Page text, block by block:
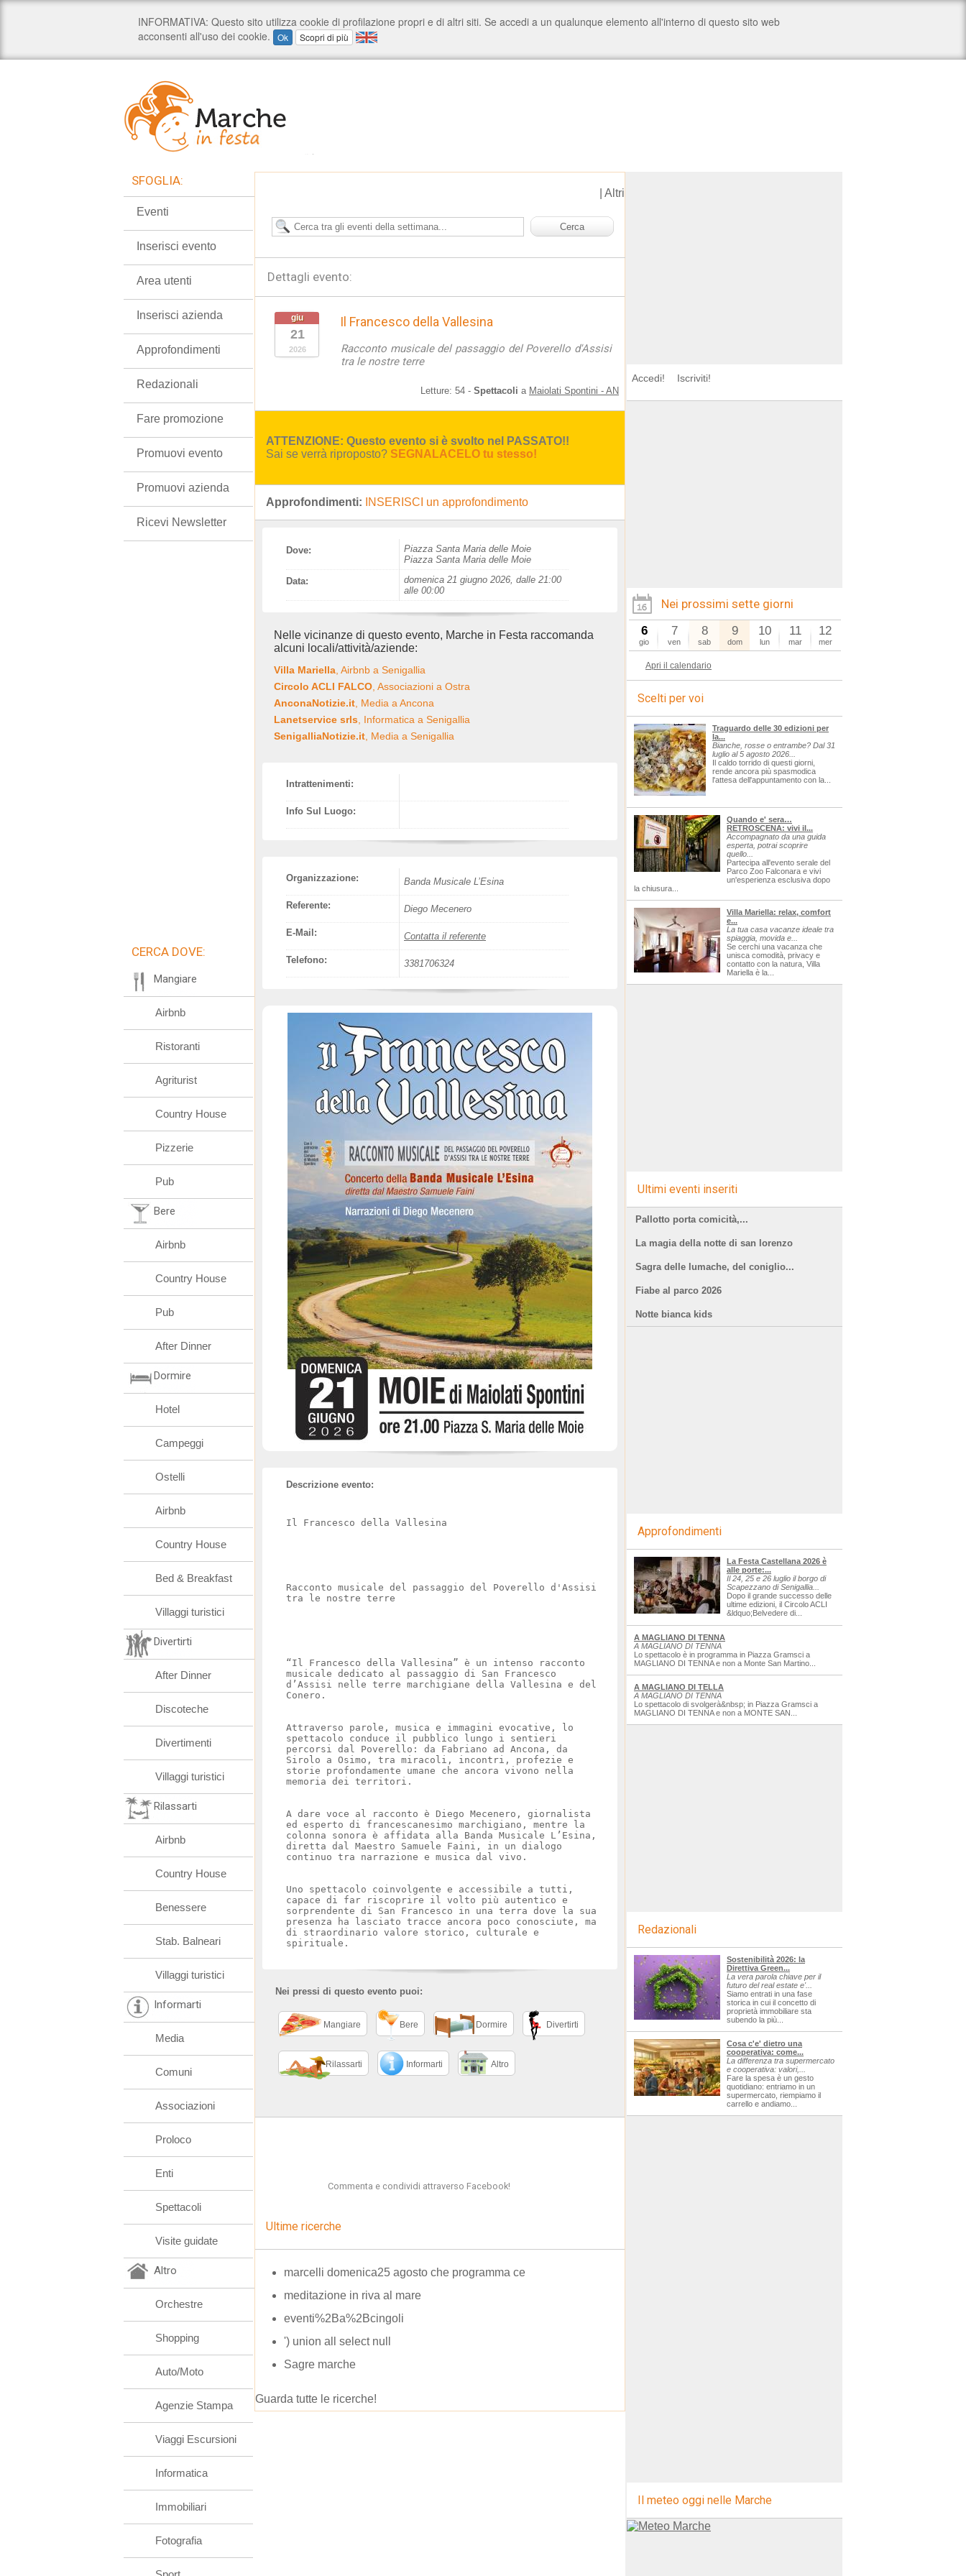
Altri
Dettagli evento:
giu
21
2026
Il Francesco della Vallesina
Racconto musicale del passaggio del Poverello d'Assisi
tra le nostre terre
Letture: 54 - Spettacoli a Maiolati Spontini - AN
ATTENZIONE: Questo evento si è svolto nel PASSATO!!
Sai se verrà riproposto? SEGNALACELO tu stesso!
Approfondimenti: INSERISCI un approfondimento
Dove:
Piazza Santa Maria delle Moie
Piazza Santa Maria delle Moie
Data:
domenica 21 giugno 2026, dalle 21:00
alle 00:00
Nelle vicinanze di questo evento, Marche in Festa raccomanda
alcuni locali/attività/aziende:
Villa Mariella , Airbnb a Senigallia
Circolo ACLI FALCO , Associazioni a Ostra
AnconaNotizie.it , Media a Ancona
Lanetservice srls , Informatica a Senigallia
SenigalliaNotizie.it , Media a Senigallia
Intrattenimenti:
Info Sul Luogo:
Organizzazione: Banda Musicale L’Esina
Referente: Diego Mecenero
E-Mail: Contatta il referente
Telefono: 3381706324
Descrizione evento:
Il Francesco della Vallesina
Racconto musicale del passaggio del Poverello d'Assisi
tra le nostre terre
“Il Francesco della Vallesina” è un intenso racconto
musicale dedicato al passaggio di San Francesco
d’Assisi nelle terre marchigiane della Vallesina e del
Conero.
Attraverso parole, musica e immagini evocative, lo
spettacolo conduce il pubblico lungo i sentieri
percorsi dal Poverello: da Fabriano ad Ancona, da
Sirolo a Osimo, tra miracoli, incontri, profezie e
storie profondamente umane che ancora vivono nella
memoria dei territori.
A dare voce al racconto è Diego Mecenero, giornalista
ed esperto di francescanesimo marchigiano, mentre la
colonna sonora è affidata alla Banda Musicale L’Esina,
diretta dal Maestro Samuele Faini, in un dialogo
continuo tra narrazione e musica dal vivo.
Uno spettacolo coinvolgente e accessibile a tutti,
capace di far riscoprire il volto più autentico e
sorprendente di San Francesco in una terra dove la sua
presenza ha lasciato tracce ancora poco conosciute, ma
di straordinario valore storico, culturale e
spirituale.
Nei pressi di questo evento puoi:
Mangiare Bere Dormire Divertirti
Rilassarti Informarti Altro
Commenta e condividi attraverso Facebook!
Ultime ricerche
marcelli domenica25 agosto che programma ce
meditazione in riva al mare
eventi%2Ba%2Bcingoli
') union all select null
Sagre marche
Guarda tutte le ricerche!
SFOGLIA:
Eventi
Inserisci evento
Area utenti
Inserisci azienda
Approfondimenti
Redazionali
Fare promozione
Promuovi evento
Promuovi azienda
Ricevi Newsletter
CERCA DOVE:
Mangiare
Airbnb
Ristoranti
Agriturist
Country House
Pizzerie
Pub
Bere
Airbnb
Country House
Pub
After Dinner
Dormire
Hotel
Campeggi
Ostelli
Airbnb
Country House
Bed & Breakfast
Villaggi turistici
Divertirti
After Dinner
Discoteche
Divertimenti
Villaggi turistici
Rilassarti
Airbnb
Country House
Benessere
Stab. Balneari
Villaggi turistici
Informarti
Media
Comuni
Associazioni
Proloco
Enti
Spettacoli
Visite guidate
Altro
Orchestre
Shopping
Auto/Moto
Agenzie Stampa
Viaggi Escursioni
Informatica
Immobiliari
Fotografia
Accedi! Iscriviti!
Nei prossimi sette giorni
6
gio
7
ven
8
sab
9
dom
10
lun
11
mar
12
mer
Apri il calendario
Scelti per voi
Traguardo delle 30 edizioni per
la...
Bianche, rosse o entrambe? Dal 31
luglio al 5 agosto 2026...
Il caldo torrido di questi giorni,
rende ancora più spasmodica
l'attesa dell'appuntamento con la...
Quando e' sera…
RETROSCENA: vivi il...
Accompagnato da una guida
esperta, potrai scoprire
quello...
Partecipa all'evento serale del
Parco Zoo Falconara e vivi
un'esperienza esclusiva dopo
la chiusura...
Villa Mariella: relax, comfort
e...
La tua casa vacanze ideale tra
spiaggia, movida e...
Se cerchi una vacanza che
unisca comodità, privacy e
contatto con la natura, Villa
Mariella è la...
Ultimi eventi inseriti
Pallotto porta comicità,...
La magia della notte di san lorenzo
Sagra delle lumache, del coniglio...
Fiabe al parco 2026
Notte bianca kids
Approfondimenti
La Festa Castellana 2026 è
alle porte:...
Il 24, 25 e 26 luglio il borgo di
Scapezzano di Senigallia...
Dopo il grande successo delle
ultime edizioni, il Circolo ACLI
&ldquo;Belvedere di...
A MAGLIANO DI TENNA
A MAGLIANO DI TENNA
Lo spettacolo è in programma in Piazza Gramsci a
MAGLIANO DI TENNA e non a Monte San Martino...
A MAGLIANO DI TELLA
A MAGLIANO DI TENNA
Lo spettacolo di svolgerà&nbsp; in Piazza Gramsci a
MAGLIANO DI TENNA e non a MONTE SAN...
Redazionali
Sostenibilità 2026: la
Direttiva Green...
La vera parola chiave per il
futuro del real estate e'...
Siamo entrati in una fase
storica in cui il concetto di
proprietà immobiliare sta
subendo la più...
Cosa c'e' dietro una
cooperativa: come...
La differenza tra supermercato
e cooperativa: valori,...
Fare la spesa è un gesto
quotidiano: entriamo in un
supermercato, riempiamo il
carrello e andiamo...
Il meteo oggi nelle Marche